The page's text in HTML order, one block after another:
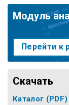
Модуль
Перейти к
Скачать
Каталог (PDF)